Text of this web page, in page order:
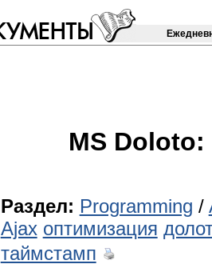
MS Doloto:
Раздел: Programming /
Ajax оптимизация
таймстамп